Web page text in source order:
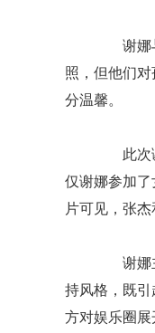
谢娜与
照，但他们
分温馨。
此次谢
仅谢娜参加
片可见，张
谢娜主
持风格，既
方对娱乐圈